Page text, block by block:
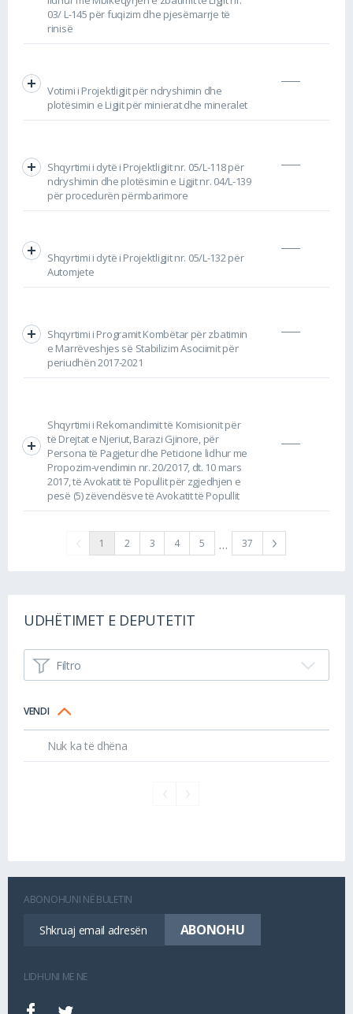
03/ L-145 për fuqizim dhe pjesëmarrje të
rinisë
Votimi i Projektligjit për ndryshimin dhe
plotësimin e Ligjit për minierat dhe mineralet
Shqyrtimi i dytë i Projektligjit nr. 05/L-118 për
ndryshimin dhe plotësimin e Ligjit nr. 04/L-139
për procedurën përmbarimore
Shqyrtimi i dytë i Projektligjit nr. 05/L-132 për
Automjete
Shqyrtimi i Programit Kombëtar për zbatimin
e Marrëveshjes së Stabilizim Asociimit për
periudhën 2017-2021
Shqyrtimi i Rekomandimit të Komisionit për
të Drejtat e Njeriut, Barazi Gjinore, për
Persona të Pagjetur dhe Peticione lidhur me
Propozim-vendimin nr. 20/2017, dt. 10 mars
2017, të Avokatit të Popullit për zgjedhjen e
pesë (5) zëvendësve të Avokatit të Popullit
1 2 3 4 5 … 37
UDHËTIMET E DEPUTETIT
Filtro
VENDI
Nuk ka të dhëna
ABONOHUNI NË BULETIN
LIDHUNI ME NE